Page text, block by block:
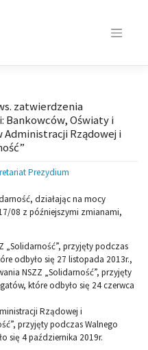
zatwierdzenia
Bankowców, Oświaty i
Rządowej i
Prezydium
działając na mocy
08 z późniejszymi zmianami,
„Solidarność”, przyjęty podczas
odbyło się 27 listopada 2013r.,
NSZZ „Solidarność”, przyjęty
które odbyło się 24 czerwca
Rządowej i
przyjęty podczas Walnego
się 4 października 2019r.